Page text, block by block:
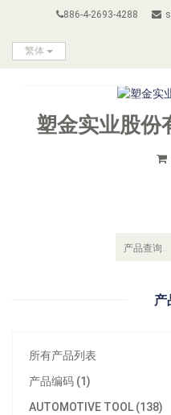
886-4-2693-4288
繁体
塑金实业股份
产
所有产品列表
产品编码 (1)
AUTOMOTIVE TOOL (138)